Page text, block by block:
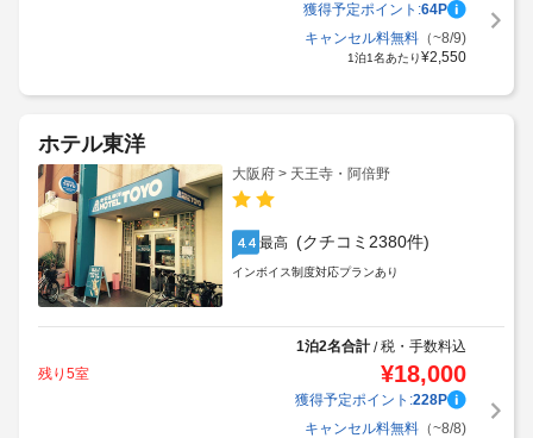
獲得予定ポイント:64P
キャンセル料無料（~8/9)
1泊1名あたり¥2,550
ホテル東洋
大阪府 > 天王寺・阿倍野
4.4 最高 (クチコミ2380件)
インボイス制度対応プランあり
1泊2名合計/税・手数料込
残り5室
¥18,000
獲得予定ポイント:228P
キャンセル料無料（~8/8)